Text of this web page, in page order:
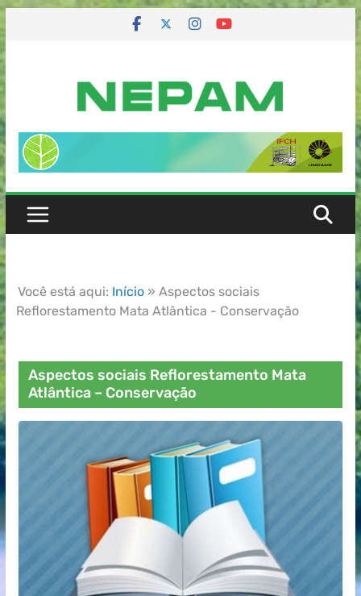
Você está aqui: Início» Aspectos sociais
Reflorestamento Mata Atlântica - Conservação
Aspectos sociais Reflorestamento Mata
Atlântica – Conservação